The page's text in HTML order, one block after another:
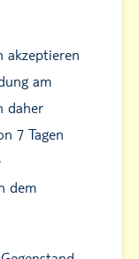
akzeptieren
am
daher
7 Tagen
dem